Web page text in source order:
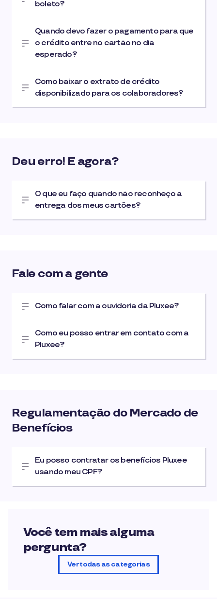
boleto?
Quando devo fazer o pagamento para que
o crédito entre no cartão no dia
esperado?
Como baixar o extrato de crédito
disponibilizado para os colaboradores?
Deu erro! E agora?
O que eu faço quando não reconheço a
entrega dos meus cartões?
Fale com a gente
Como falar com a ouvidoria da Pluxee?
Como eu posso entrar em contato com a
Pluxee?
Regulamentação do Mercado de
Benefícios
Eu posso contratar os benefícios Pluxee
usando meu CPF?
Você tem mais alguma
pergunta?
Ver todas as categorias